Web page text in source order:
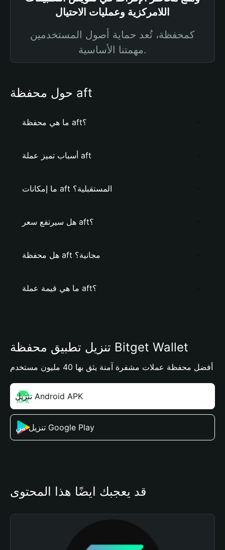
اللامركزية وعمليات الاحتيال
كمحفظة، تُعد حماية أصول المستخدمين
مهمتنا الأساسية.
حول محفظة aft
ما هي محفظة aft؟
أسباب تميز عملة aft
ما إمكانات aft المستقبلية؟
هل سيرتفع سعر aft؟
هل محفظة aft مجانية؟
ما هي قيمة عملة aft؟
تنزيل تطبيق محفظة Bitget Wallet
أفضل محفظة عملات مشفرة آمنة يثق بها 40 مليون مستخدم
تنزيل Android APK
تنزيل من Google Play
قد يعجبك أيضًا هذا المحتوى